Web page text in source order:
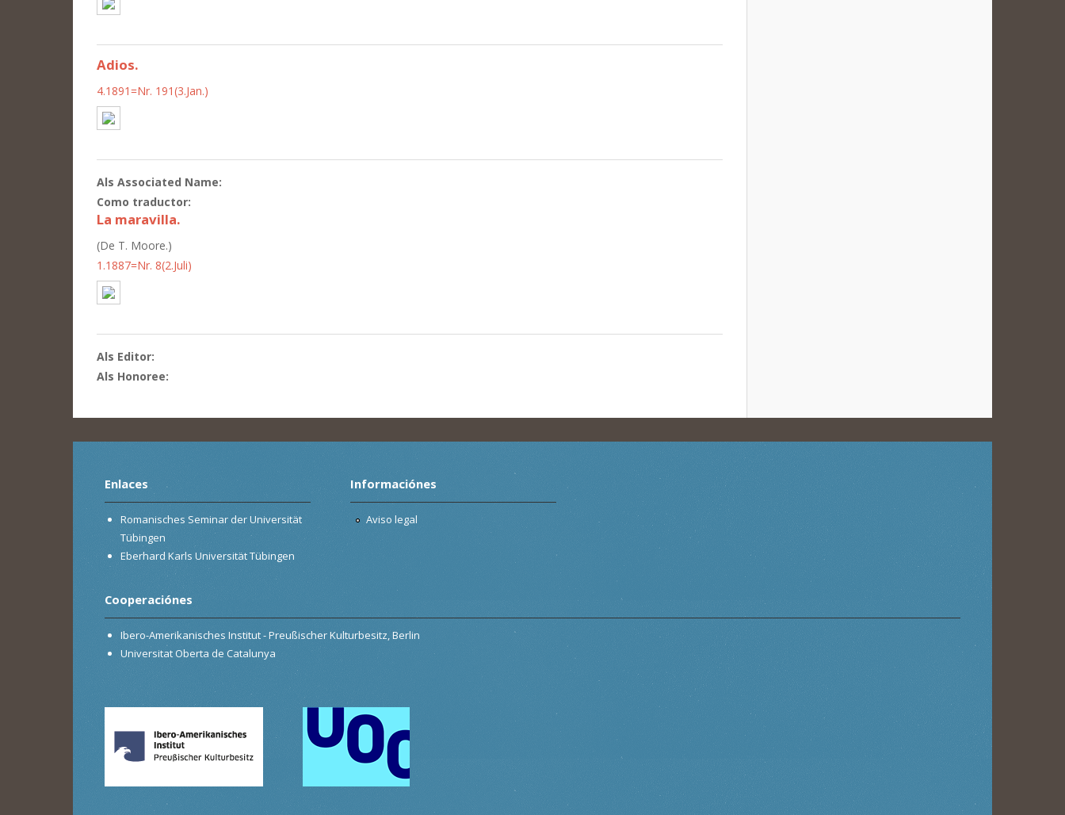
Adios.
4.1891=Nr. 191(3.Jan.)
Als Associated Name:
Como traductor:
La maravilla.
(De T. Moore.)
1.1887=Nr. 8(2.Juli)
Als Editor:
Als Honoree:
Enlaces
Romanisches Seminar der Universität
Tübingen
Eberhard Karls Universität Tübingen
Informaciónes
Aviso legal
Cooperaciónes
Ibero-Amerikanisches Institut - Preußischer Kulturbesitz, Berlin
Universitat Oberta de Catalunya